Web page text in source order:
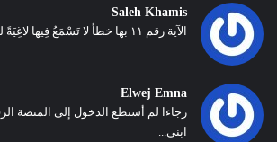
Saleh Khamis
الآية رقم ١١ بها خطأ لا تَسْمَعُ فِيها لاغِيَةً لقد ضمت التا...
Elwej Emna
رجاءا لم أستطع الدخول إلى المنصة
ابني...